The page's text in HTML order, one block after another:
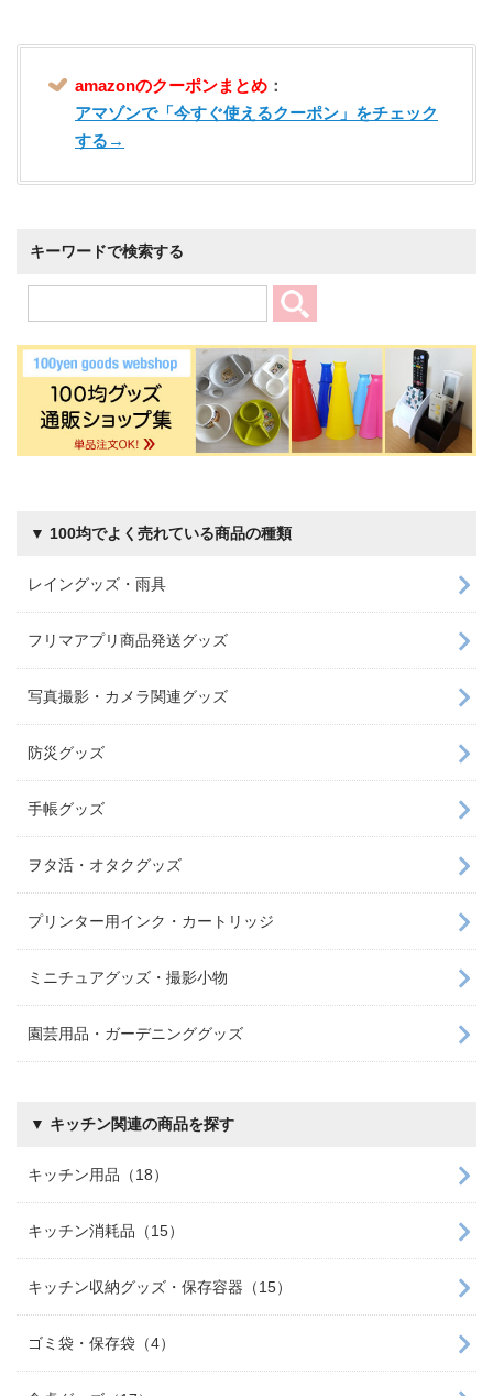
amazonのクーポンまとめ ：
アマゾンで「今すぐ使えるクーポン」をチェック
する→
キーワードで検索する
▼ 100均でよく売れている商品の種類
レイングッズ・雨具
フリマアプリ商品発送グッズ
写真撮影・カメラ関連グッズ
防災グッズ
手帳グッズ
ヲタ活・オタクグッズ
プリンター用インク・カートリッジ
ミニチュアグッズ・撮影小物
園芸用品・ガーデニンググッズ
▼ キッチン関連の商品を探す
キッチン用品（18）
キッチン消耗品（15）
キッチン収納グッズ・保存容器（15）
ゴミ袋・保存袋（4）